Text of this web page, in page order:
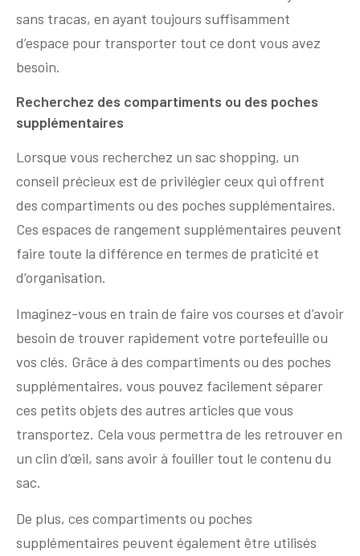
sans tracas, en ayant toujours suffisamment
d’espace pour transporter tout ce dont vous avez
besoin.
Recherchez des compartiments ou des poches
supplémentaires
Lorsque vous recherchez un sac shopping, un
conseil précieux est de privilégier ceux qui offrent
des compartiments ou des poches supplémentaires.
Ces espaces de rangement supplémentaires peuvent
faire toute la différence en termes de praticité et
d’organisation.
Imaginez-vous en train de faire vos courses et d’avoir
besoin de trouver rapidement votre portefeuille ou
vos clés. Grâce à des compartiments ou des poches
supplémentaires, vous pouvez facilement séparer
ces petits objets des autres articles que vous
transportez. Cela vous permettra de les retrouver en
un clin d’œil, sans avoir à fouiller tout le contenu du
sac.
De plus, ces compartiments ou poches
supplémentaires peuvent également être utilisés